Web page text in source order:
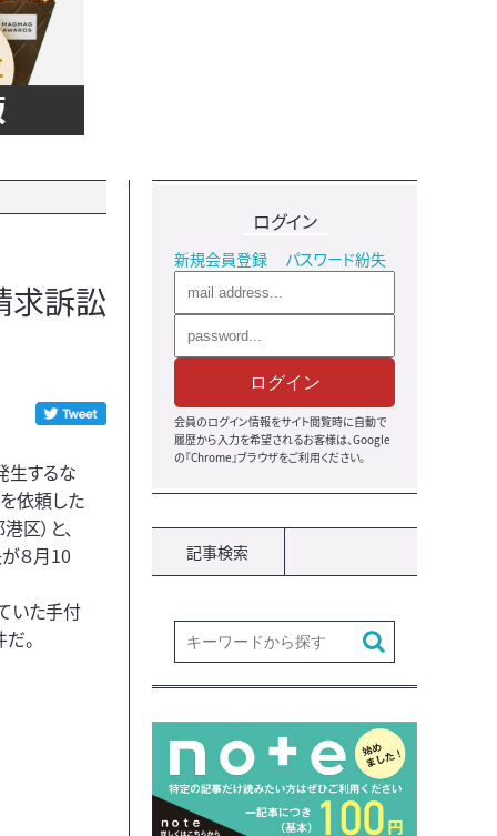
求訴訟
生するな
依頼した
区）と、
８月10
いた手付
。
ログイン
新規会員登録 パスワード紛失
ログイン
会員のログイン情報をサイト閲覧時に自動で
履歴から入力を希望されるお客様は、Google
の『Chrome』ブラウザをご利用ください。
記事検索